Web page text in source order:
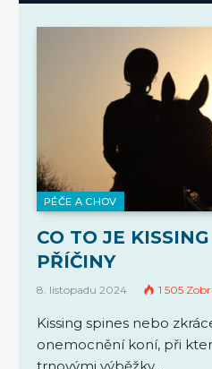
PÉČE A CHOV
CO TO JE
PŘÍČINY
8. listopadu 2024 1 505
Kissing spines nebo
onemocnění koní, při